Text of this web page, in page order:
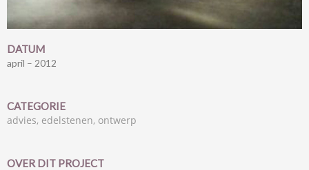
DATUM
april – 2012
CATEGORIE
advies, edelstenen, ontwerp
OVER DIT PROJECT